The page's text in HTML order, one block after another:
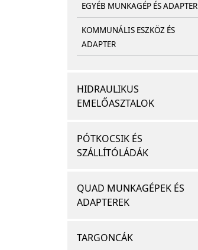
EGYÉB MUNKAGÉP ÉS ADAPTER
KOMMUNÁLIS ESZKÖZ ÉS
ADAPTER
HIDRAULIKUS
EMELŐASZTALOK
PÓTKOCSIK ÉS
SZÁLLÍTÓLÁDÁK
QUAD MUNKAGÉPEK ÉS
ADAPTEREK
TARGONCÁK